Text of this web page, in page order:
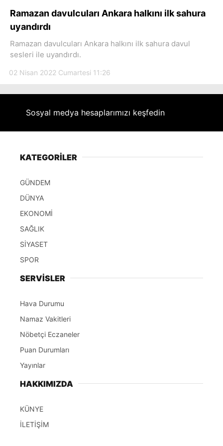
Youtube
Ramazan davulcuları Ankara halkını ilk sahura
uyandırdı
Ramazan davulcuları Ankara halkını ilk sahura davul
sesleri ile uyandırdı.
02 Nisan 2022 Cumartesi 11:26
Sosyal medya hesaplarımızı keşfedin
KATEGORİLER
GÜNDEM
DÜNYA
EKONOMİ
SAĞLIK
SİYASET
SPOR
SERVİSLER
Hava Durumu
Namaz Vakitleri
Nöbetçi Eczaneler
Puan Durumları
Yayınlar
HAKKIMIZDA
KÜNYE
İLETİŞİM